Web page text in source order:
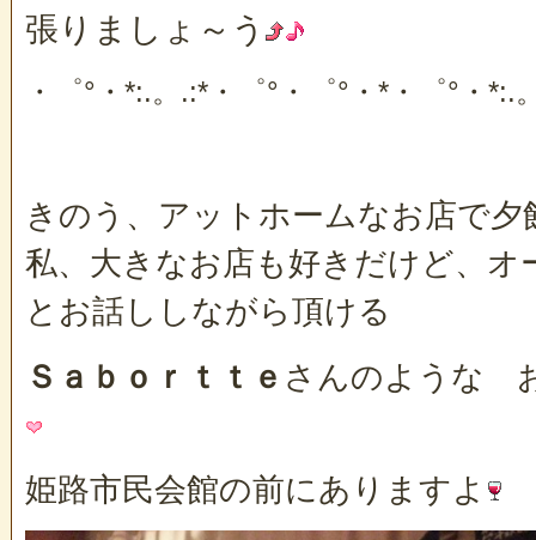
張りましょ～う
・゜°・*:.。.:*・゜°・゜°・*・゜°・*:.
きのう、アットホームなお店で
私、大きなお店も好きだけど、オ
とお話ししながら頂ける
Ｓａｂｏｒｔｔｅ さんのような
姫路市民会館の前にありますよ